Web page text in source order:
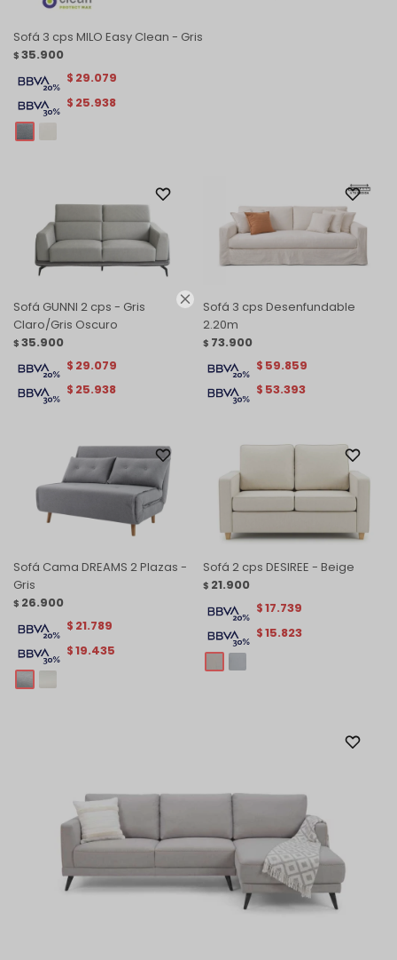

Sofá 3 cps MILO Easy Clean - Gris
$ 35.900
$ 25.938
$ 29.079
Sofá GUNNI 2 cps - Gris
Claro/Gris Oscuro
$ 35.900
$ 25.938
$ 29.079
Sofá 3 cps Desenfundable
2.20m
$ 73.900
$ 53.393
$ 59.859
Sofá Cama DREAMS 2 Plazas -
Gris
$ 26.900
$19.435
$ 21.789
Sofá 2 cps DESIREE - Beige
$ 21.900
$15.823
$17.739